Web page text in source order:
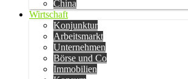
China
Wirtschaft
Konjunktur
Arbeitsmarkt
Unternehmen
Börse und Co
Immobilien